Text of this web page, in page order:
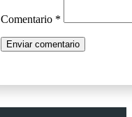
Comentario *